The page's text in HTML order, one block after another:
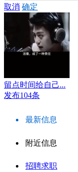
取消 确定
留点时间给自己...
发布104条
最新信息
附近信息
招聘求职